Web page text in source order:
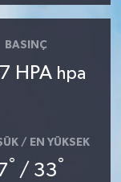
BASINÇ
HPA hpa
/ EN YÜKSEK
° / 33°